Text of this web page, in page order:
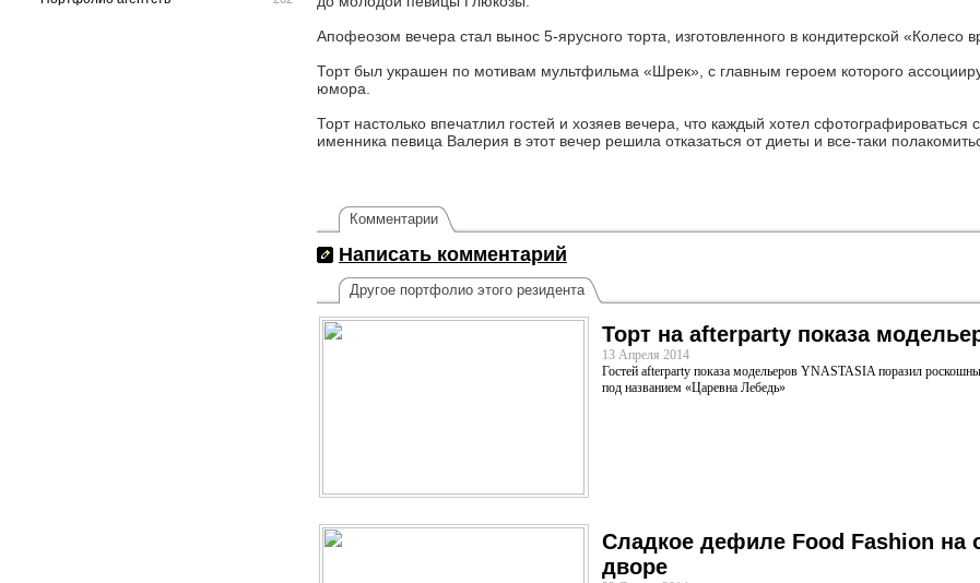
Апофеозом вечера стал вынос 5-ярусного торта, изготовленного в кондитерской «Колесо
Торт был украшен по мотивам мультфильма «Шрек», с главным героем которого
юмора.
Торт настолько впечатлил гостей и хозяев вечера, что каждый хотел сфотографироваться
именника певица Валерия в этот вечер решила отказаться от диеты и все-таки
Комментарии
Написать комментарий
Другое портфолио этого резидента
Торт на afterparty показа
13 Апреля 2014
Гостей afterparty показа модельеров YNASTASIA поразил
под названием «Царевна Лебедь»
Сладкое дефиле Food Fashion на
дворе